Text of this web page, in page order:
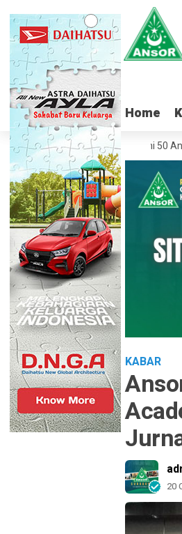
Home
Home
Surabaya Santuni 50 Anak Yatim
KABAR
20